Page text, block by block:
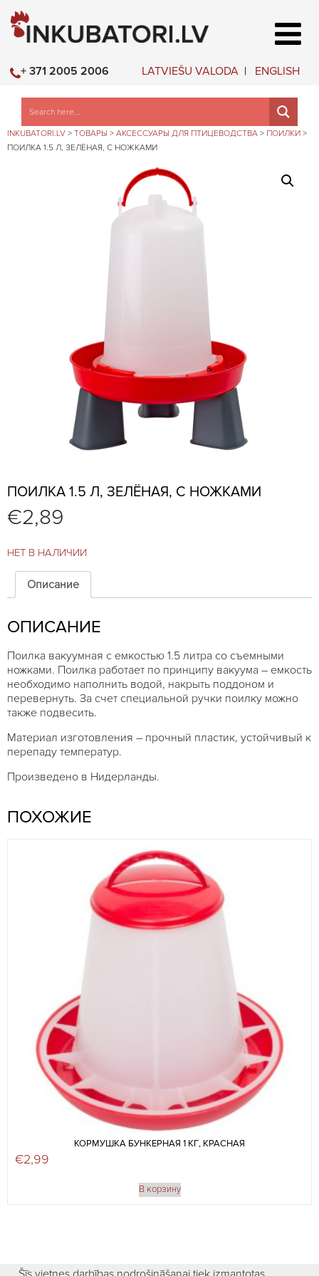
LATVIEŠU VALODA ENGLISH
+ 371 2005 2006
INKUBATORI.LV > ТОВАРЫ > АКСЕССУАРЫ ДЛЯ ПТИЦЕВОДСТВА > ПОИЛКИ >
ПОИЛКА 1.5 Л, ЗЕЛЁНАЯ, С НОЖКАМИ
ПОИЛКА 1.5 Л, ЗЕЛЁНАЯ, С НОЖКАМИ
€2,89
НЕТ В НАЛИЧИИ
Описание
ОПИСАНИЕ
Поилка вакуумная с емкостью 1.5 литра со съемными
ножками. Поилка работает по принципу вакуума – емкость
необходимо наполнить водой, накрыть поддоном и
перевернуть. За счет специальной ручки поилку можно
также подвесить.
Материал изготовления – прочный пластик, устойчивый к
перепаду температур.
Произведено в Нидерланды.
ПОХОЖИЕ
КОРМУШКА БУНКЕРНАЯ 1 КГ, КРАСНАЯ
€2,99
В корзину